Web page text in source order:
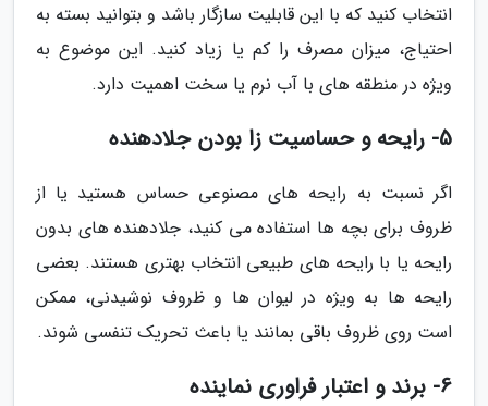
انتخاب کنید که با این قابلیت سازگار باشد و بتوانید بسته به
احتیاج، میزان مصرف را کم یا زیاد کنید. این موضوع به
ویژه در منطقه های با آب نرم یا سخت اهمیت دارد.
5- رایحه و حساسیت زا بودن جلادهنده
اگر نسبت به رایحه های مصنوعی حساس هستید یا از
ظروف برای بچه ها استفاده می کنید، جلادهنده های بدون
رایحه یا با رایحه های طبیعی انتخاب بهتری هستند. بعضی
رایحه ها به ویژه در لیوان ها و ظروف نوشیدنی، ممکن
است روی ظروف باقی بمانند یا باعث تحریک تنفسی شوند.
6- برند و اعتبار فراوری نماینده